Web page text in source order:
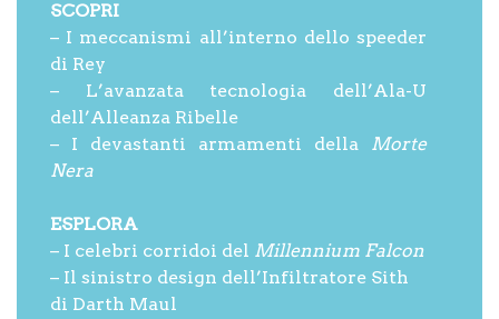
SCOPRI
– I meccanismi all’interno dello speeder
di Rey
– L’avanzata tecnologia dell’Ala-U
dell’Alleanza Ribelle
– I devastanti armamenti della Morte
Nera
ESPLORA
– I celebri corridoi del Millennium Falcon
– Il sinistro design dell’Infiltratore Sith
di Darth Maul